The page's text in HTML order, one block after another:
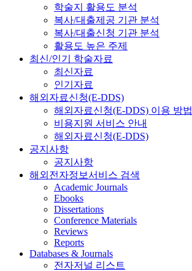
학술지 활용도 분석
복사/대출제공 기관 분석
복사/대출신청 기관 분석
활용도 높은 주제
최신/인기 학술자료
최신자료
인기자료
해외자료신청(E-DDS)
해외자료신청(E-DDS) 이용 방법
비용지원 서비스 안내
해외자료신청(E-DDS)
공지사항
공지사항
해외전자정보서비스 검색
Academic Journals
Ebooks
Dissertations
Conference Materials
Reviews
Reports
Databases & Journals
전자저널 리스트